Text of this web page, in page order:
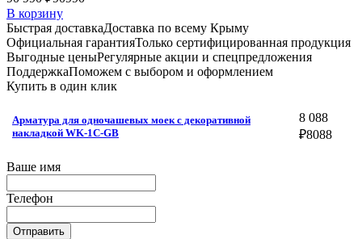
В корзину
Быстрая доставкаДоставка по всему Крыму
Официальная гарантияТолько сертифицированная продукция
Выгодные ценыРегулярные акции и спецпредложения
ПоддержкаПоможем с выбором и оформлением
Купить в один клик
Арматура для одночашевых моек с декоративной
накладкой WK-1C-GB
8 088
₽8088
Ваше имя
Телефон
Отправить